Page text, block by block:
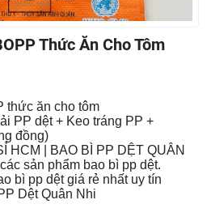
Thức Ăn Cho Tôm
thức ăn cho tôm
PP dệt + Keo tráng PP +
đồng)
HCM | BAO BÌ PP DỆT QUÂN
sản phẩm bao bì pp dệt.
bì pp dệt giá rẻ nhất uy tín
Dệt Quân Nhi